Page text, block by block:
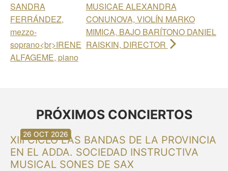
SANDRA
FERRÁNDEZ,
mezzo-
soprano<br>IRENE
ALFAGEME, piano
MUSICAE ALEXANDRA
CONUNOVA, VIOLÍN MARKO
MIMICA, BAJO BARÍTONO DANIEL
RAISKIN, DIRECTOR
PRÓXIMOS CONCIERTOS
XIII CICLO LAS BANDAS DE LA PROVINCIA
EN EL ADDA. SOCIEDAD INSTRUCTIVA
MUSICAL SONES DE SAX
30 AUG 2026
30 AUG 2026
13 SEP 2026
20 SEP 2026
20 SEP 2026
26 SEP 2026
03 OCT 2026
16 OCT 2026
26 OCT 2026